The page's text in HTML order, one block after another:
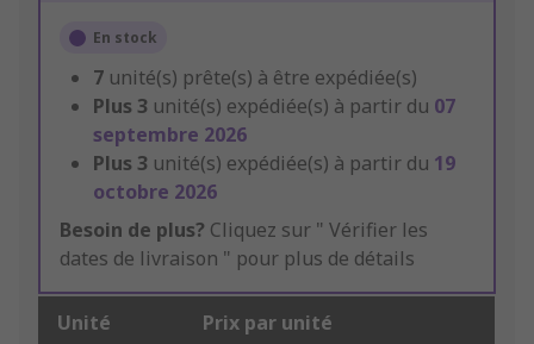
En stock
7 unité(s) prête(s) à être expédiée(s)
Plus 3 unité(s) expédiée(s) à partir du 07
septembre 2026
Plus 3 unité(s) expédiée(s) à partir du 19
octobre 2026
Besoin de plus? Cliquez sur " Vérifier les
dates de livraison " pour plus de détails
Unité Prix par unité